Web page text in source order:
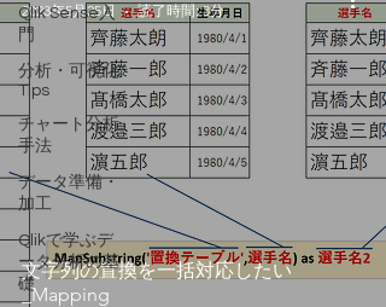
Qlik Sense入
門
分析・可視化
Tips
チャート分析
手法
データ準備・
加工
Qlikで学ぶデ
ータ分析の基
礎
文字列の置換を一括対応したい
_Mapping
2023年5月25日
読了時間: 3分